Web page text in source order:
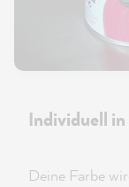
Individuell
Deine Farbe